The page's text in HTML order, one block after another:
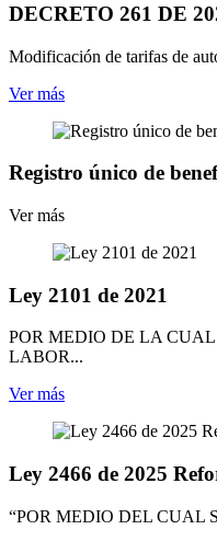
DECRETO 261 DE
Modificación de tarifas de
Ver más
Registro único de
Ver más
Ley 2101 de 2021
POR MEDIO DE LA
LABOR...
Ver más
Ley 2466 de 2025
“POR MEDIO DEL CUAL